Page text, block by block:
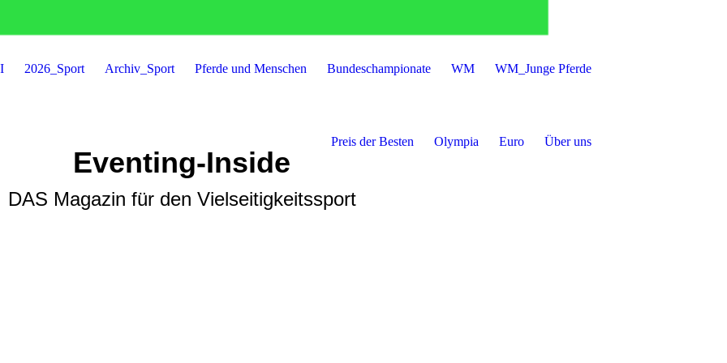
Eventing-Inside
DAS Magazin für den Vielseitigkeitssport
2026_Sport Archiv_Sport Pferde und Menschen Bundeschampionate WM WM_Junge Pferde
Preis der Besten Olympia Euro Über uns